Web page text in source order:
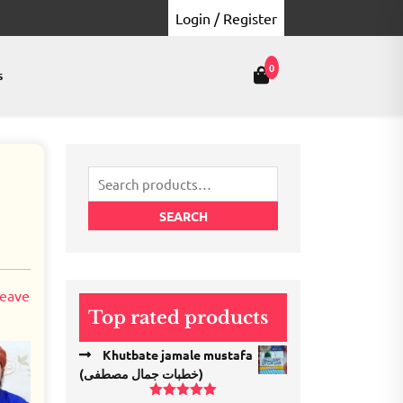
Login / Register
0
Search
for:
SEARCH
Top rated products
Khutbate jamale mustafa
(خطبات جمال مصطفی)